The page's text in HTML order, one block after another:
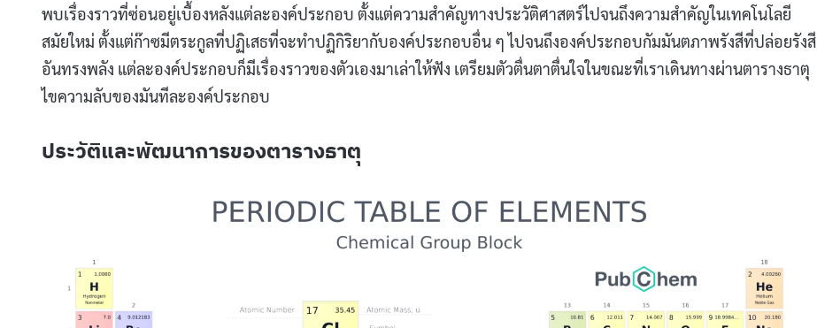
พบเรื่องราวที่ซ่อนอยู่เบื้องหลังแต่ละองค์ประกอบ ตั้งแต่ความสำคัญทางประวัติศาสตร์ไปจนถึงความสำคัญในเทคโนโลยี
สมัยใหม่ ตั้งแต่ก๊าซมีตระกูลที่ปฏิเสธที่จะทำปฏิกิริยากับองค์ประกอบอื่น ๆ ไปจนถึงองค์ประกอบกัมมันตภาพรังสีที่ปล่อยรังสี
อันทรงพลัง แต่ละองค์ประกอบก็มีเรื่องราวของตัวเองมาเล่าให้ฟัง เตรียมตัวตื่นตาตื่นใจในขณะที่เราเดินทางผ่านตารางธาตุ
ไขความลับของมันทีละองค์ประกอบ
ประวัติและพัฒนาการของตารางธาตุ